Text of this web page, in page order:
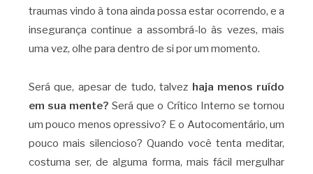
traumas vindo à tona ainda possa estar ocorrendo, e a
insegurança continue a assombrá-lo às vezes, mais
uma vez, olhe para dentro de si por um momento.
Será que, apesar de tudo, talvez haja menos ruído
em sua mente? Será que o Crítico Interno se tornou
um pouco menos opressivo? E o Autocomentário, um
pouco mais silencioso? Quando você tenta meditar,
costuma ser, de alguma forma, mais fácil mergulhar